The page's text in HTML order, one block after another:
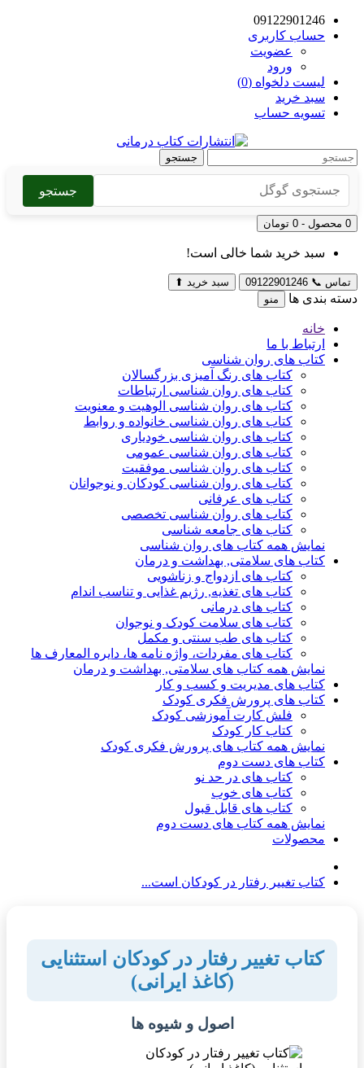
09122901246
حساب کاربری
عضویت
ورود
لیست دلخواه (0)
سبد خرید
تسویه حساب
جستجو
جستجو
0 محصول - 0 تومان
سبد خرید شما خالی است!
تماس 📞
09122901246 سبد خرید ⬆
دسته بندی ها منو
خانه
ارتباط با ما
کتاب های روان شناسی
کتاب های رنگ آمیزی بزرگسالان
کتاب های روان شناسی ارتباطات
کتاب های روان شناسی الوهیت و معنویت
کتاب های روان شناسی خانواده و روابط
کتاب های روان شناسی خودیاری
کتاب های روان شناسی عمومی
کتاب های روان شناسی موفقیت
کتاب های روان شناسی کودکان و نوجوانان
کتاب های عرفانی
کتاب های روان شناسی تخصصی
کتاب های جامعه شناسی
نمایش همه کتاب های روان شناسی
کتاب های سلامتی, بهداشت و درمان
کتاب های ازدواج و زناشویی
کتاب های تغذیه, رژیم غذایی و تناسب اندام
کتاب های درمانی
کتاب های سلامت کودک و نوجوان
کتاب های طب سنتی و مکمل
کتاب های مفردات، واژه نامه ها، دایره المعارف ها
نمایش همه کتاب های سلامتی, بهداشت و درمان
کتاب های مدیریت و کسب و کار
کتاب های پرورش فکری کودک
فلش کارت آموزشی کودک
کتاب کار کودک
نمایش همه کتاب های پرورش فکری کودک
کتاب های دست دوم
کتاب های در حد نو
کتاب های خوب
کتاب های قابل قبول
نمایش همه کتاب های دست دوم
محصولات
کتاب تغییر رفتار در کودکان است...
کتاب تغییر رفتار در کودکان استثنایی
(کاغذ ایرانی)
اصول و شیوه ها